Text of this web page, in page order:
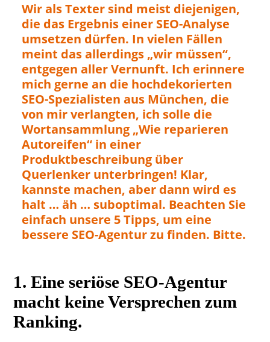
Wir als Texter sind meist diejenigen,
die das Ergebnis einer SEO-Analyse
umsetzen dürfen. In vielen Fällen
meint das allerdings „wir müssen“,
entgegen aller Vernunft. Ich erinnere
mich gerne an die hochdekorierten
SEO-Spezialisten aus München, die
von mir verlangten, ich solle die
Wortansammlung „Wie reparieren
Autoreifen“ in einer
Produktbeschreibung über
Querlenker unterbringen! Klar,
kannste machen, aber dann wird es
halt … äh … suboptimal. Beachten Sie
einfach unsere 5 Tipps, um eine
bessere SEO-Agentur zu finden. Bitte.
1. Eine seriöse SEO-Agentur
macht keine Versprechen zum
Ranking.